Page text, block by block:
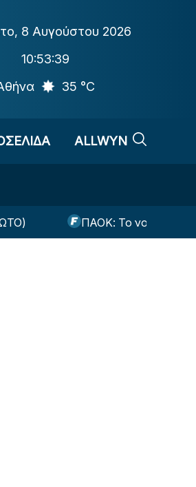
, 8 Αυγούστου 2026
10:53:40
35 °C
ALLWYN
ΠΑΟΚ: Το νούμερο που